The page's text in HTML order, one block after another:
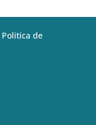
Politica de